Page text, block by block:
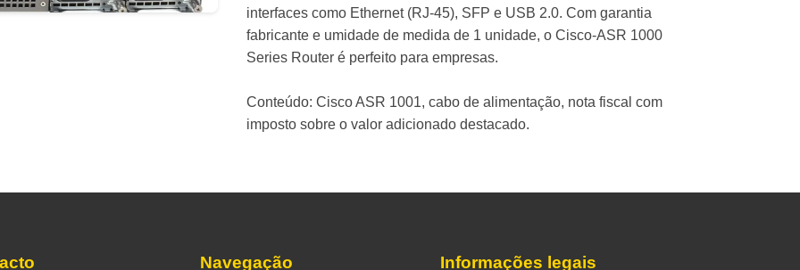
interfaces como Ethernet (RJ-45), SFP e USB 2.0. Com garantia
fabricante e umidade de medida de 1 unidade, o Cisco-ASR 1000
Series Router é perfeito para empresas.
Conteúdo: Cisco ASR 1001, cabo de alimentação, nota fiscal com
imposto sobre o valor adicionado destacado.
Navegação Informações legais